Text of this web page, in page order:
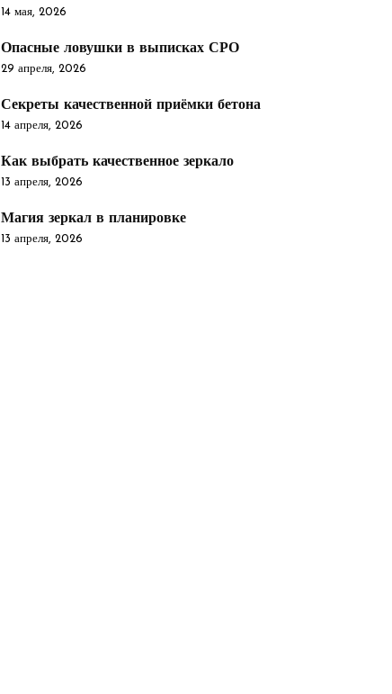
14 мая, 2026
Опасные ловушки в выписках СРО
29 апреля, 2026
Секреты качественной приёмки бетона
14 апреля, 2026
Как выбрать качественное зеркало
13 апреля, 2026
Магия зеркал в планировке
13 апреля, 2026